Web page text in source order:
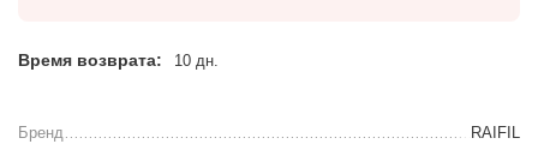
Время возврата: 10 дн.
Бренд
RAIFIL